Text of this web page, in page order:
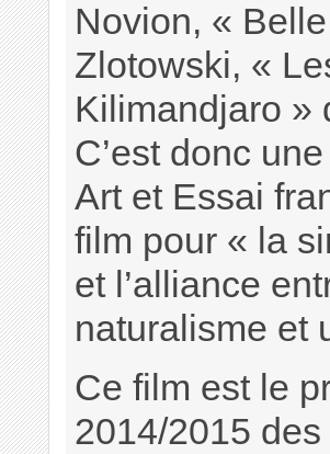
Novion, «
Zlotowski, «
Kilimandjaro »
C’est donc
Art et Essai
film pour « la
et l’alliance
naturalisme et
Ce film est le
2014/2015